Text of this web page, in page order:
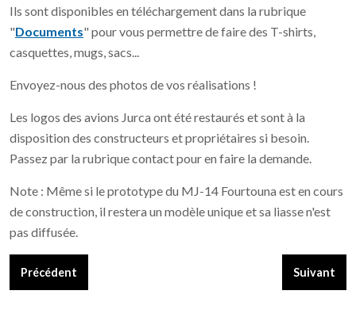
Ils sont disponibles en téléchargement dans la rubrique
"Documents" pour vous permettre de faire des T-shirts,
casquettes, mugs, sacs...
Envoyez-nous des photos de vos réalisations !
Les logos des avions Jurca ont été restaurés et sont à la
disposition des constructeurs et propriétaires si besoin.
Passez par la rubrique contact pour en faire la demande.
Note : Même si le prototype du MJ-14 Fourtouna est en cours
de construction, il restera un modèle unique et sa liasse n'est
pas diffusée.
Article précédent : Le Sperocco vainqueur à Airventure
Précédent Article
Suivant